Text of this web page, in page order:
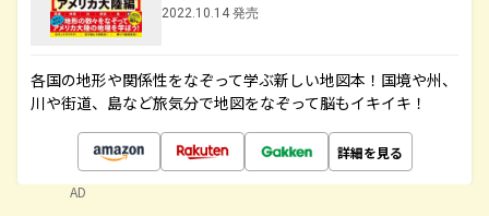
2022.10.14 発売
各国の地形や関係性をなぞって学ぶ新しい地図本！国境や州、
川や街道、島など旅気分で地図をなぞって脳もイキイキ！
詳細を見る
AD